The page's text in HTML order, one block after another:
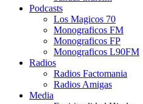
Podcasts
Los Magicos 70
Monograficos FM
Monograficos FP
Monograficos L90FM
Radios
Radios Factomania
Radios Amigas
Media